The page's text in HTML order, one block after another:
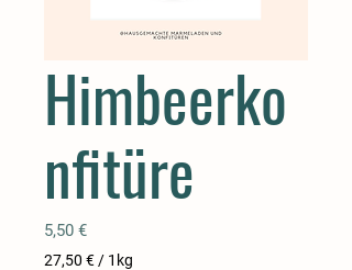
Himbeerko
nfitüre
5,50 €Preis
27,50 € / 1kg